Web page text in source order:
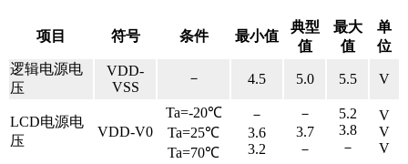
项目 符号 条件 最小值
典型
值
最大
值
单
位
逻辑电源电
压
VDD-
VSS
－ 4.5 5.0 5.5 V
LCD电源电
压
VDD-V0
Ta=-20℃
Ta=25℃
Ta=70℃
－
3.6
3.2
－
3.7
－
5.2
3.8
－
V
V
V